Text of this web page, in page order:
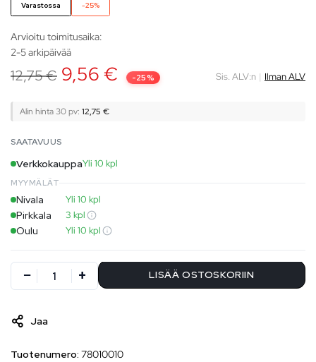
Varastossa -25%
Arvioitu toimitusaika:
2-5 arkipäivää
12,75€ 9,56 € -25% Sis. ALV:n | Ilman ALV
Alin hinta 30 pv: 12,75 €
SAATAVUUS
VerkkokauppaYli 10 kpl
MYYMÄLÄT
Nivala Yli 10 kpl
Pirkkala 3 kpl
Oulu Yli 10 kpl
LISÄÄ OSTOSKORIIN
Jaa
Tuotenumero: 78010010